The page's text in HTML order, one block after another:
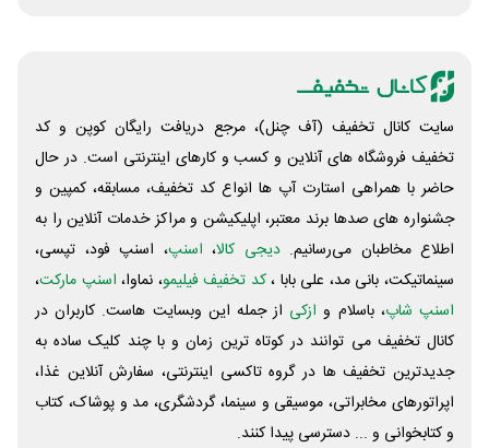
سایت کانال تخفیف (آف چنل)، مرجع دریافت رایگان کوپن و کد
تخفیف فروشگاه های آنلاین و کسب و‌ کارهای اینترنتی است. در حال
حاضر با همراهی استارت آپ ها انواع کد تخفیف، مسابقه، کمپین و
جشنواره های صدها برند معتبر، اپلیکیشن و مراکز خدمات آنلاین را به
اطلاع مخاطبان می‌رسانیم. دیجی کالا، اسنپ، اسنپ فود، تپسی،
سینماتیکت، بانی مد، علی‌ بابا ،کد تخفیف فیلیمو، نماوا، اسنپ مارکت،
اسنپ شاپ، باسلام و ازکی از جمله این وبسایت ‌هاست. کاربران در
کانال تخفیف می توانند در کوتاه ترین زمان و با چند کلیک ساده به
جدیدترین تخفیف ها در گروه تاکسی اینترنتی، سفارش آنلاین غذا،
اپراتورهای مخابراتی، موسیقی و سینما، گردشگری، مد و پوشاک، کتاب
و کتابخوانی و ... دسترسی پیدا کنند.